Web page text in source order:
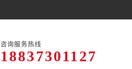
咨询服务热线
18837301127